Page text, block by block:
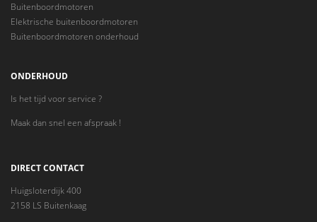
Buitenboordmotoren
Elektrische buitenboordmotoren
Buitenboordmotoren onderhoud
ONDERHOUD
Is het tijd voor service ?
Maak dan snel een afspraak !
DIRECT CONTACT
Huigsloterdijk 400
2158 LS Buitenkaag